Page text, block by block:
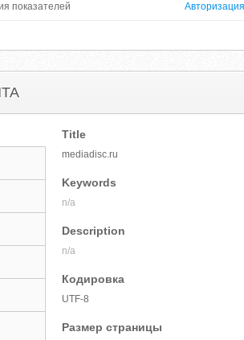
показателей Авторизация
Title
mediadisc.ru
Keywords
n/a
Description
n/a
Кодировка
UTF-8
Размер страницы